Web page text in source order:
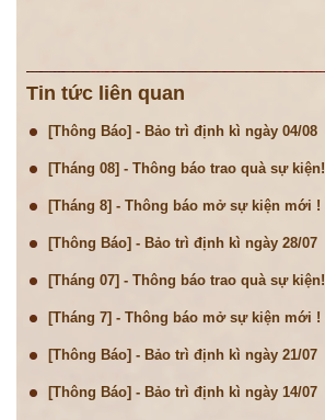
Tin tức liên quan
[Thông Báo] - Bảo trì định kì ngày 04/08
[Tháng 08] - Thông báo trao quà sự kiện!
[Tháng 8] - Thông báo mở sự kiện mới !
[Thông Báo] - Bảo trì định kì ngày 28/07
[Tháng 07] - Thông báo trao quà sự kiện!
[Tháng 7] - Thông báo mở sự kiện mới !
[Thông Báo] - Bảo trì định kì ngày 21/07
[Thông Báo] - Bảo trì định kì ngày 14/07